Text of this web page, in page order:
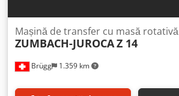
Brügg 1.359 km
Mașină de transfer cu masă rotativă
ZUMBACH-JUROCAZ 14